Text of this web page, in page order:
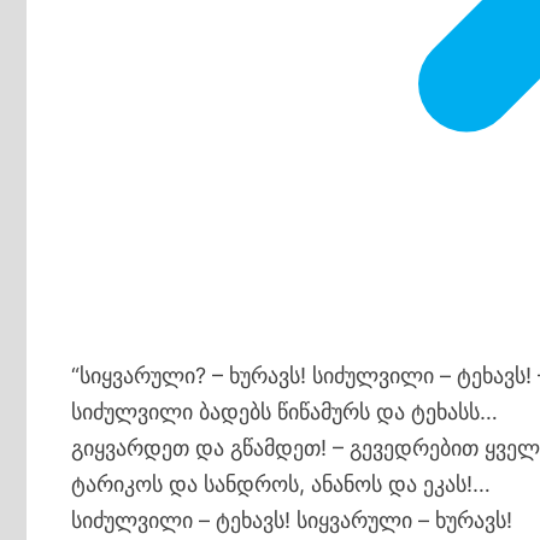
“სიყვარული? – ხურავს! სიძულვილი – ტეხავს!
სიძულვილი ბადებს წიწამურს და ტეხასს…
გიყვარდეთ და გწამდეთ! – გევედრებით
ტარიკოს და სანდროს, ანანოს და ეკას!…
სიძულვილი – ტეხავს! სიყვარული – ხურავს!